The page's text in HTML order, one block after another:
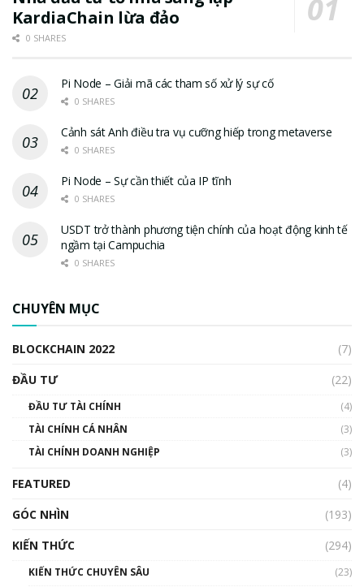
KardiaChain lừa đảo
0 SHARES
Pi Node – Giải mã các tham số xử lý sự cố
0 SHARES
Cảnh sát Anh điều tra vụ cưỡng hiếp trong metaverse
0 SHARES
Pi Node – Sự cần thiết của IP tĩnh
0 SHARES
USDT trở thành phương tiện chính của hoạt động kinh tế
ngầm tại Campuchia
0 SHARES
CHUYÊN MỤC
BLOCKCHAIN 2022
(7)
ĐẦU TƯ
(22)
ĐẦU TƯ TÀI CHÍNH
(4)
TÀI CHÍNH CÁ NHÂN
(3)
TÀI CHÍNH DOANH NGHIỆP
(3)
FEATURED
(4)
GÓC NHÌN
(193)
KIẾN THỨC
(294)
KIẾN THỨC CHUYÊN SÂU
(23)